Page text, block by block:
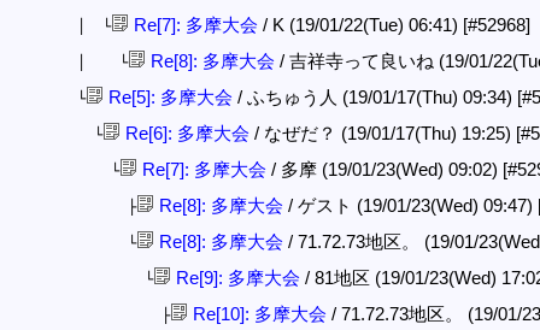
│ └ Re[7]: 多摩大会 / K (19/01/22(Tue) 06:41) [#52968]
│ └ Re[8]: 多摩大会 / 吉祥寺って良いね (19/01/
└ Re[5]: 多摩大会 / ふちゅう人 (19/01/17(Thu) 09:34)
└ Re[6]: 多摩大会 / なぜだ？ (19/01/17(Thu) 19:25)
└ Re[7]: 多摩大会 / 多摩 (19/01/23(Wed) 09:02)
├ Re[8]: 多摩大会 / ゲスト (19/01/23(Wed) 09:47)
└ Re[8]: 多摩大会 / 71.72.73地区。 (19/01/
└ Re[9]: 多摩大会 / 81地区 (19/01/23(Wed)
├ Re[10]: 多摩大会 / 71.72.73地区。 (19/01/